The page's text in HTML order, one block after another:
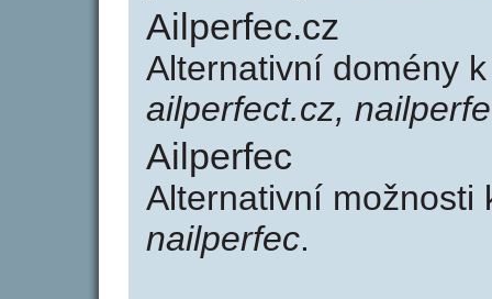
Ailperfec.cz
Alternativní domény
ailperfect.cz,
Ailperfec
Alternativní
nailperfec.